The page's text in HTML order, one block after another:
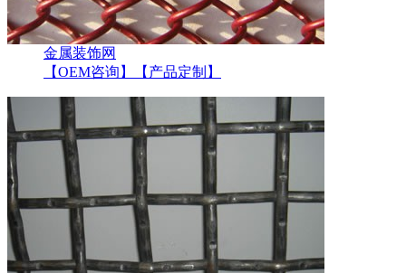
金属装饰网
【OEM咨询】
【产品定制】